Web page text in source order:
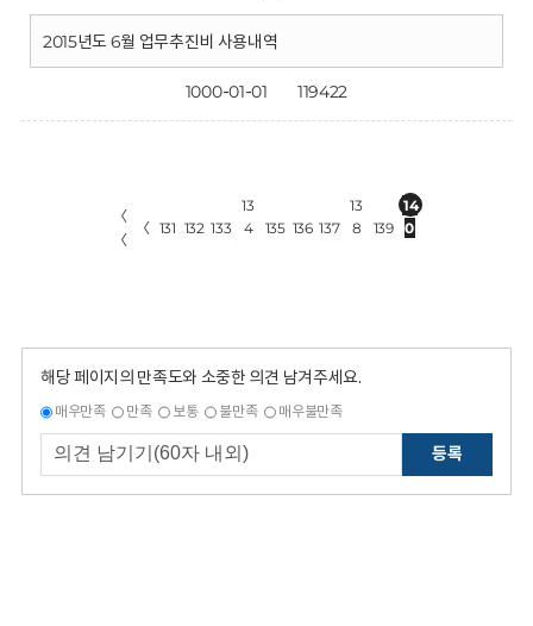
2015년도 6월 업무추진비 사용내역
1000-01-01 119422
〈
〈
〈 131 132 133
13
4
135 136 137
13
8
139
14
0
해당 페이지의 만족도와 소중한 의견 남겨주세요.
매우만족 만족 보통 불만족 매우불만족
등록